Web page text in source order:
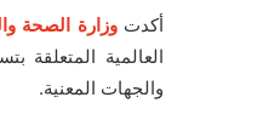
أكدتوزارة الصحة
العالمية
والجهات المعنية.